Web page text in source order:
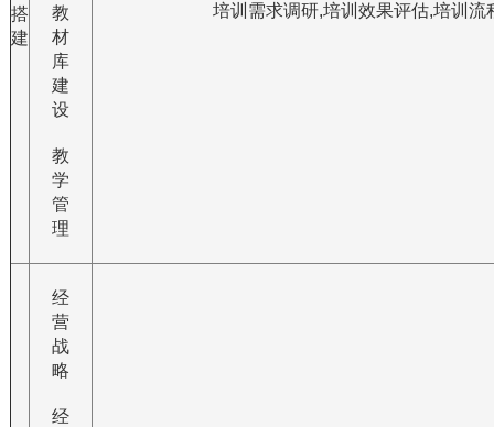
搭
建
教
材
库
建
设
教
学
管
理
培训需求调研,培训效果评估,培训流
经
营
战
略
经